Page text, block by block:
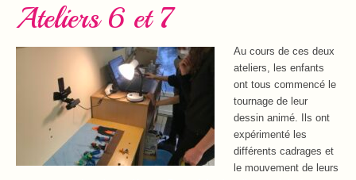
Ateliers 6 et 7
Au cours de ces deux
ateliers, les enfants
ont tous commencé le
tournage de leur
dessin animé. Ils ont
expérimenté les
différents cadrages et
le mouvement de leurs